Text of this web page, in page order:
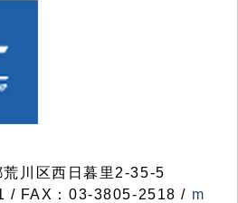
川区西日暮里2-35-5
/ FAX：03-3805-2518 / m